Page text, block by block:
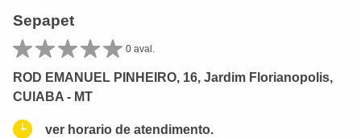
Sepapet
0 aval.
ROD EMANUEL PINHEIRO, 16, Jardim Florianopolis,
CUIABA - MT
ver horario de atendimento.